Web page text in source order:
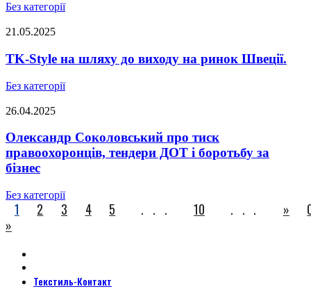
Без категорії
21.05.2025
TK-Style на шляху до виходу на ринок Швеції.
Без категорії
26.04.2025
Олександр Соколовський про тиск
правоохоронців, тендери ДОТ і боротьбу за
бізнес
Без категорії
1 2 3 4 5 ... 10 ... »
»
Текстиль-Контакт